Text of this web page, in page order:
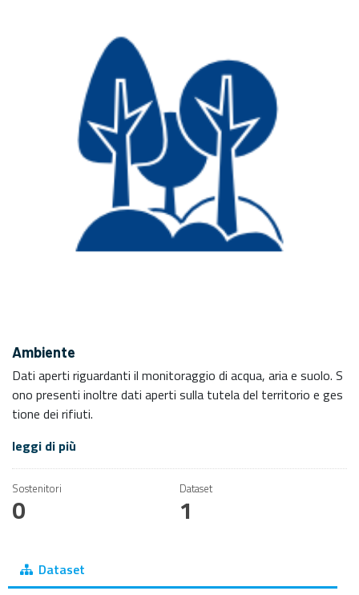
Ambiente
Dati aperti riguardanti il monitoraggio di acqua, aria e suolo. S
ono presenti inoltre dati aperti sulla tutela del territorio e ges
tione dei rifiuti.
leggi di più
Sostenitori
0
Dataset
1
Dataset